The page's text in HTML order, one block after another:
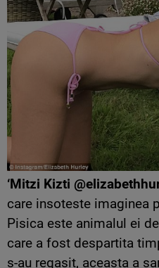
‘Mitzi Kizti
care insoteste imaginea
Pisica este animalul ei
care a fost despartita
s-au regasit, aceasta a